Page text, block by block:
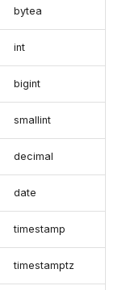
bytea
int
bigint
smallint
decimal
date
timestamp
timestamptz